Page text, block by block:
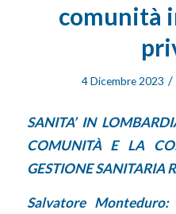
comunità
4 Dicembre 2023 /
SANITA’ IN
COMUNITÀ E LA
GESTIONE SANITARIA
Salvatore